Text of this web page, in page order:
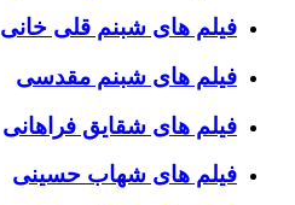
فیلم های شبنم قلی خانی
فیلم های شبنم مقدسی
فیلم های شقایق فراهانی
فیلم های شهاب حسینی